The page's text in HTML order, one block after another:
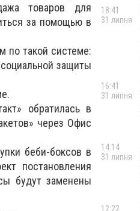
товаров для
за помощью в
по такой системе:
защиты
обратилась в
через Офис
беби-боксов в
постановления
будут заменены
18:41
31 липня
16:41
31 липня
14:14
31 липня
12:22